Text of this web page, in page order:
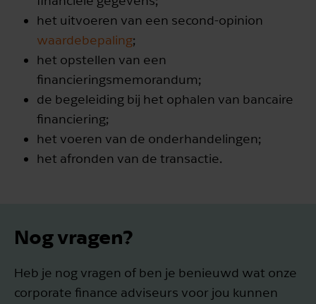
het uitvoeren van een second-opinion
waardebepaling;
het opstellen van een
financieringsmemorandum;
de begeleiding bij het ophalen van bancaire
financiering;
het voeren van de onderhandelingen;
het afronden van de transactie.
Nog vragen?
Heb je nog vragen of ben je benieuwd wat onze
corporate finance adviseurs voor jou kunnen